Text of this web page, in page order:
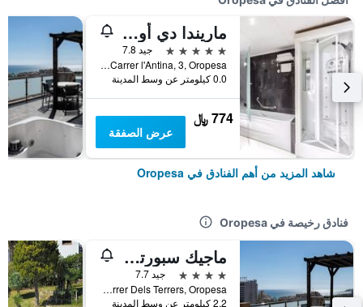
ماريندا دي أور 5 هوتل
5 نجوم
جيد 7.8
Carrer l'Antina, 3, Oropesa, منطقة بلنسية, أسبانيا
0.0 كيلومتر عن وسط المدينة
774 ﷼
عرض الصفقة
شاهد المزيد من أهم الفنادق في Oropesa
فنادق رخيصة في Oropesa
ماجيك سبورتس هوتل
4 نجوم
جيد 7.7
Carrer Dels Terrers, Oropesa, منطقة بلنسية, أسبانيا
2.2 كيلومتر عن وسط المدينة